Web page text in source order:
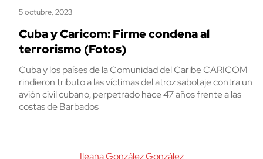
5 octubre, 2023
Cuba y Caricom: Firme condena al
terrorismo (Fotos)
Cuba y los países de la Comunidad del Caribe CARICOM
rindieron tributo a las víctimas del atroz sabotaje contra un
avión civil cubano, perpetrado hace 47 años frente a las
costas de Barbados
Ileana González González